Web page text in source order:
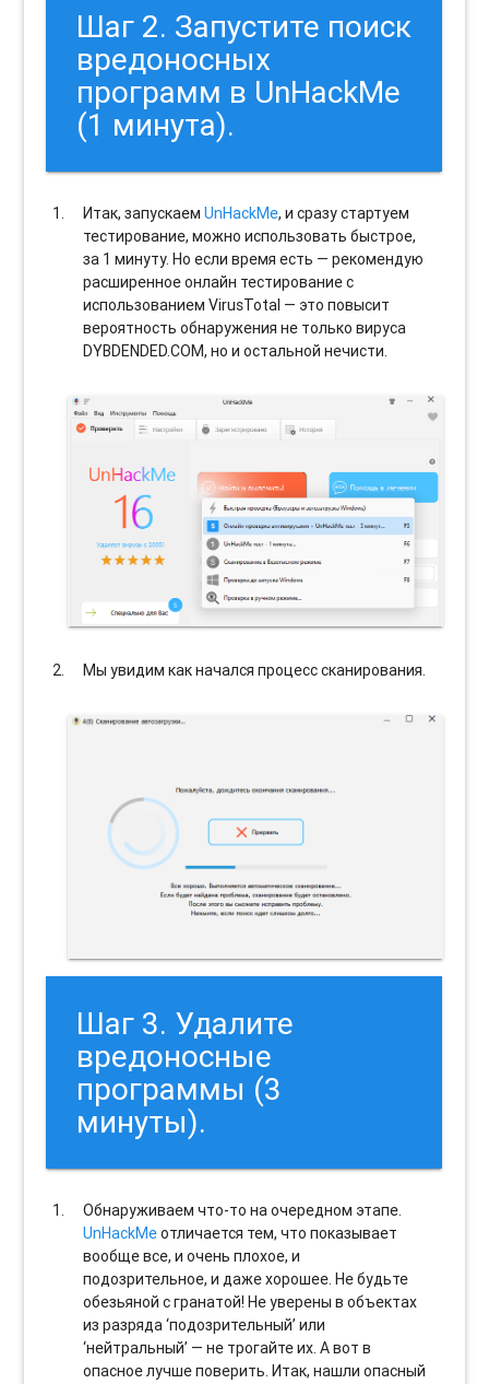
Шаг 2. Запустите поиск
вредоносных
программ в UnHackMe
(1 минута).
Итак, запускаемUnHackMe, и сразу стартуем
тестирование, можно использовать быстрое,
за 1 минуту. Но если время есть — рекомендую
расширенное онлайн тестирование с
использованием VirusTotal — это повысит
вероятность обнаружения не только вируса
DYBDENDED.COM, но и остальной нечисти.
Мы увидим как начался процесс сканирования.
Шаг 3. Удалите
вредоносные
программы (3
минуты).
Обнаруживаем что-то на очередном этапе.
UnHackMeотличается тем, что показывает
вообще все, и очень плохое, и
подозрительное, и даже хорошее. Не будьте
обезьяной с гранатой! Не уверены в объектах
из разряда ‘подозрительный’ или
‘нейтральный’ — не трогайте их. А вот в
опасное лучше поверить. Итак, нашли опасный